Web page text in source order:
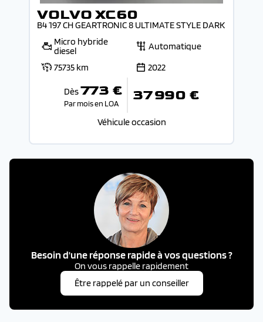
VOLVO XC60
B4 197 CH GEARTRONIC 8 ULTIMATE STYLE DARK
Micro hybride
diesel
Automatique
75735 km
2022
Dès773 €
Par mois en LOA 37 990 €
Véhicule occasion
Besoin d'une réponse rapide à vos questions ?
On vous rappelle rapidement
Être rappelé par un conseiller